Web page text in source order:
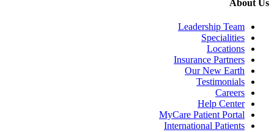
About Us
Leadership Team
Specialities
Locations
Insurance Partners
Our New Earth
Testimonials
Careers
Help Center
MyCare Patient Portal
International Patients